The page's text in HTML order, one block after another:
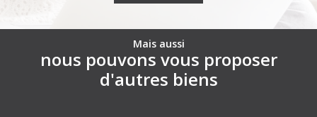
Mais aussi
nous pouvons vous proposer
d'autres biens